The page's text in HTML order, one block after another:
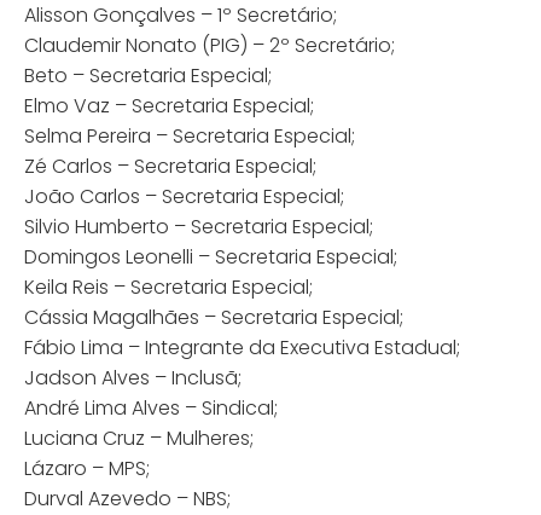
Alisson Gonçalves – 1º Secretário;
Claudemir Nonato (PIG) – 2º Secretário;
Beto – Secretaria Especial;
Elmo Vaz – Secretaria Especial;
Selma Pereira – Secretaria Especial;
Zé Carlos – Secretaria Especial;
João Carlos – Secretaria Especial;
Silvio Humberto – Secretaria Especial;
Domingos Leonelli – Secretaria Especial;
Keila Reis – Secretaria Especial;
Cássia Magalhães – Secretaria Especial;
Fábio Lima – Integrante da Executiva Estadual;
Jadson Alves – Inclusã;
André Lima Alves – Sindical;
Luciana Cruz – Mulheres;
Lázaro – MPS;
Durval Azevedo – NBS;